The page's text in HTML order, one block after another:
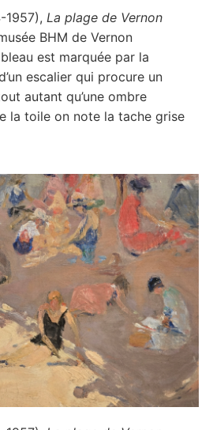
1957), La plage de Vernon
BHM de Vernon
est marquée par la
escalier qui procure un
autant qu’une ombre
la toile on note la tache grise